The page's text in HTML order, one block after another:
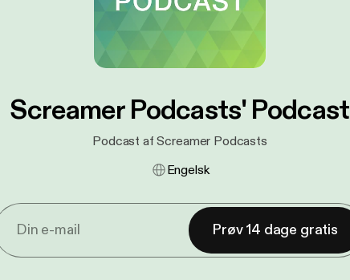
Screamer Podcasts' Podcast
Podcast af Screamer Podcasts
Engelsk
Prøv 14 dage gratis